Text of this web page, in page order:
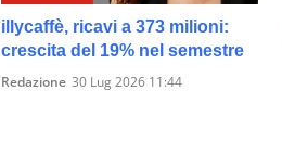
illycaffè, ricavi a 373 milioni:
crescita del 19% nel semestre
Redazione 30 Lug 2026 11:44